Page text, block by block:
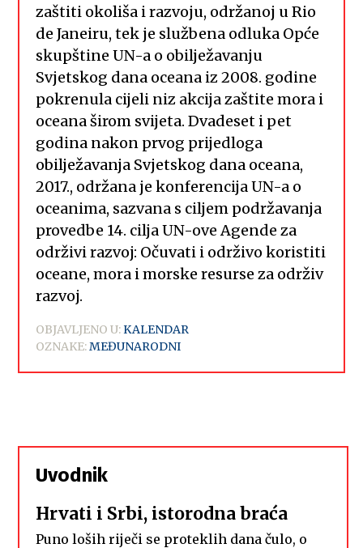
zaštiti okoliša i razvoju, održanoj u Rio
de Janeiru, tek je službena odluka Opće
skupštine UN-a o obilježavanju
Svjetskog dana oceana iz 2008. godine
pokrenula cijeli niz akcija zaštite mora i
oceana širom svijeta. Dvadeset i pet
godina nakon prvog prijedloga
obilježavanja Svjetskog dana oceana,
2017., održana je konferencija UN-a o
oceanima, sazvana s ciljem podržavanja
provedbe 14. cilja UN-ove Agende za
održivi razvoj: Očuvati i održivo koristiti
oceane, mora i morske resurse za održiv
razvoj.
OBJAVLJENO U:KALENDAR
OZNAKE:MEĐUNARODNI
Uvodnik
Hrvati i Srbi, istorodna braća
Puno loših riječi se proteklih dana čulo, o